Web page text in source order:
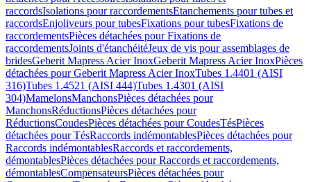
raccordsIsolations pour raccordementsEtanchements pour tubes et
raccordsEnjoliveurs pour tubesFixations pour tubesFixations de
raccordementsPièces détachées pour Fixations de
raccordementsJoints d'étanchéitéJeux de vis pour assemblages de
bridesGeberit Mapress Acier InoxGeberit Mapress Acier InoxPièces
détachées pour Geberit Mapress Acier InoxTubes 1.4401 (AISI
316)Tubes 1.4521 (AISI 444)Tubes 1.4301 (AISI
304)MamelonsManchonsPièces détachées pour
ManchonsRéductionsPièces détachées pour
RéductionsCoudesPièces détachées pour CoudesTésPièces
détachées pour TésRaccords indémontablesPièces détachées pour
Raccords indémontablesRaccords et raccordements,
démontablesPièces détachées pour Raccords et raccordements,
démontablesCompensateursPièces détachées pour